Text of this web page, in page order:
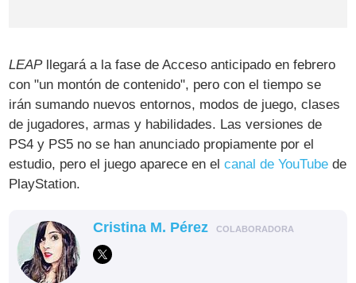
LEAPllegará a la fase de Acceso anticipado en febrero
con "un montón de contenido", pero con el tiempo se
irán sumando nuevos entornos, modos de juego, clases
de jugadores, armas y habilidades. Las versiones de
PS4 y PS5 no se han anunciado propiamente por el
estudio, pero el juego aparece en elcanal de YouTube de
PlayStation.
Cristina M. Pérez COLABORADORA